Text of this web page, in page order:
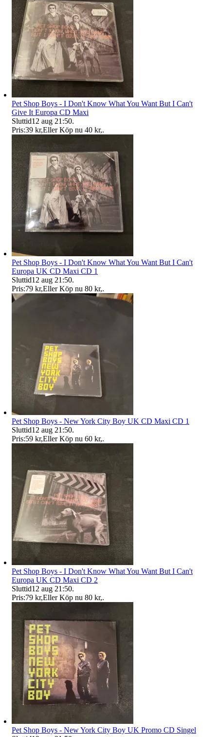
Pet Shop Boys - I Don't Know What You Want But I Can't
Give It Europa CD Maxi
Sluttid12 aug 21:50.
Pris:39 kr,Eller Köp nu 40 kr,.
Pet Shop Boys - I Don't Know What You Want But I Can't
Europa UK CD Maxi CD 1
Sluttid12 aug 21:50.
Pris:79 kr,Eller Köp nu 80 kr,.
Pet Shop Boys - New York City Boy UK CD Maxi CD 1
Sluttid12 aug 21:50.
Pris:59 kr,Eller Köp nu 60 kr,.
Pet Shop Boys - I Don't Know What You Want But I Can't
Europa UK CD Maxi CD 2
Sluttid12 aug 21:50.
Pris:79 kr,Eller Köp nu 80 kr,.
Pet Shop Boys - New York City Boy UK Promo CD Singel